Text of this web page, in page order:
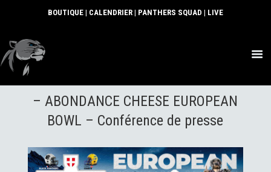
BOUTIQUE | CALENDRIER | PANTHERS SQUAD | LIVE
ACTUS
SECTIONS
CLUB
PARTENAIRES
– ABONDANCE CHEESE EUROPEAN
BOWL – Conférence de presse